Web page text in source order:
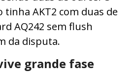
AKT2 com duas de
AQ242 sem flush
da disputa.
grande fase